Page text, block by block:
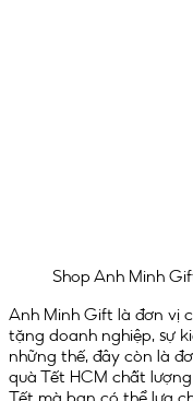
Shop Anh Minh
Anh Minh Gift là đơn vị
tặng doanh nghiệp, sự
những thế, đây còn là
quà Tết HCM chất
Tết mà bạn có thể lựa